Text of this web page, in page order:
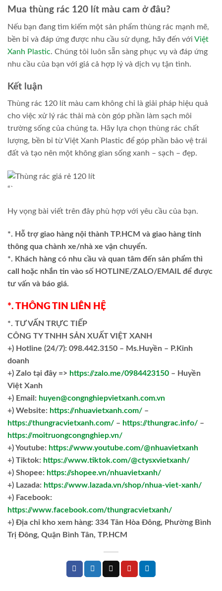
Mua thùng rác 120 lít màu cam ở đâu?
Nếu bạn đang tìm kiếm một sản phẩm thùng rác mạnh mẽ,
bền bỉ và đáp ứng được nhu cầu sử dụng, hãy đến với Việt
Xanh Plastic. Chúng tôi luôn sẵn sàng phục vụ và đáp ứng
nhu cầu của bạn với giá cả hợp lý và dịch vụ tận tình.
Kết luận
Thùng rác 120 lít màu cam không chỉ là giải pháp hiệu quả
cho việc xử lý rác thải mà còn góp phần làm sạch môi
trường sống của chúng ta. Hãy lựa chọn thùng rác chất
lượng, bền bỉ từ Việt Xanh Plastic để góp phần bảo vệ trái
đất và tạo nên một không gian sống xanh – sạch – đẹp.
“`
Hy vọng bài viết trên đây phù hợp với yêu cầu của bạn.
*. Hỗ trợ giao hàng nội thành TP.HCM và giao hàng tỉnh
thông qua chành xe/nhà xe vận chuyển.
*. Khách hàng có nhu cầu và quan tâm đến sản phẩm thì
call hoặc nhắn tin vào số HOTLINE/ZALO/EMAIL để được
tư vấn và báo giá.
*. THÔNG TIN LIÊN HỆ
*. TƯ VẤN TRỰC TIẾP
CÔNG TY TNHH SẢN XUẤT VIỆT XANH
+) Hotline (24/7): 098.442.3150 – Ms.Huyền – P.Kinh
doanh
+) Zalo tại đây => https://zalo.me/0984423150 – Huyền
Việt Xanh
+) Email: huyen@congnghiepvietxanh.com.vn
+) Website: https://nhuavietxanh.com/ –
https://thungracvietxanh.com/ – https://thungrac.info/ –
https://moitruongcongnghiep.vn/
+) Youtube: https://www.youtube.com/@nhuavietxanh
+) Tiktok: https://www.tiktok.com/@ctysxvietxanh/
+) Shopee: https://shopee.vn/nhuavietxanh/
+) Lazada: https://www.lazada.vn/shop/nhua-viet-xanh/
+) Facebook:
https://www.facebook.com/thungracvietxanh/
+) Địa chỉ kho xem hàng: 334 Tân Hòa Đông, Phường Bình
Trị Đông, Quận Bình Tân, TP.HCM